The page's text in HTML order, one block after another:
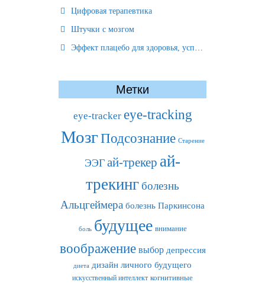
Цифровая терапевтика
Штучки с мозгом
Эффект плацебо для здоровья, успеха и отношений
Метки
eye-tracker eye-tracking
МозгПодсознание Старение
ЭЭГ ай-трекер ай-
трекинг болезнь
Альцгеймера болезнь Паркинсона
боль будущее внимание
воображение выбор депрессия
диета дизайн личного будущего
искусственный интеллект когнитивные